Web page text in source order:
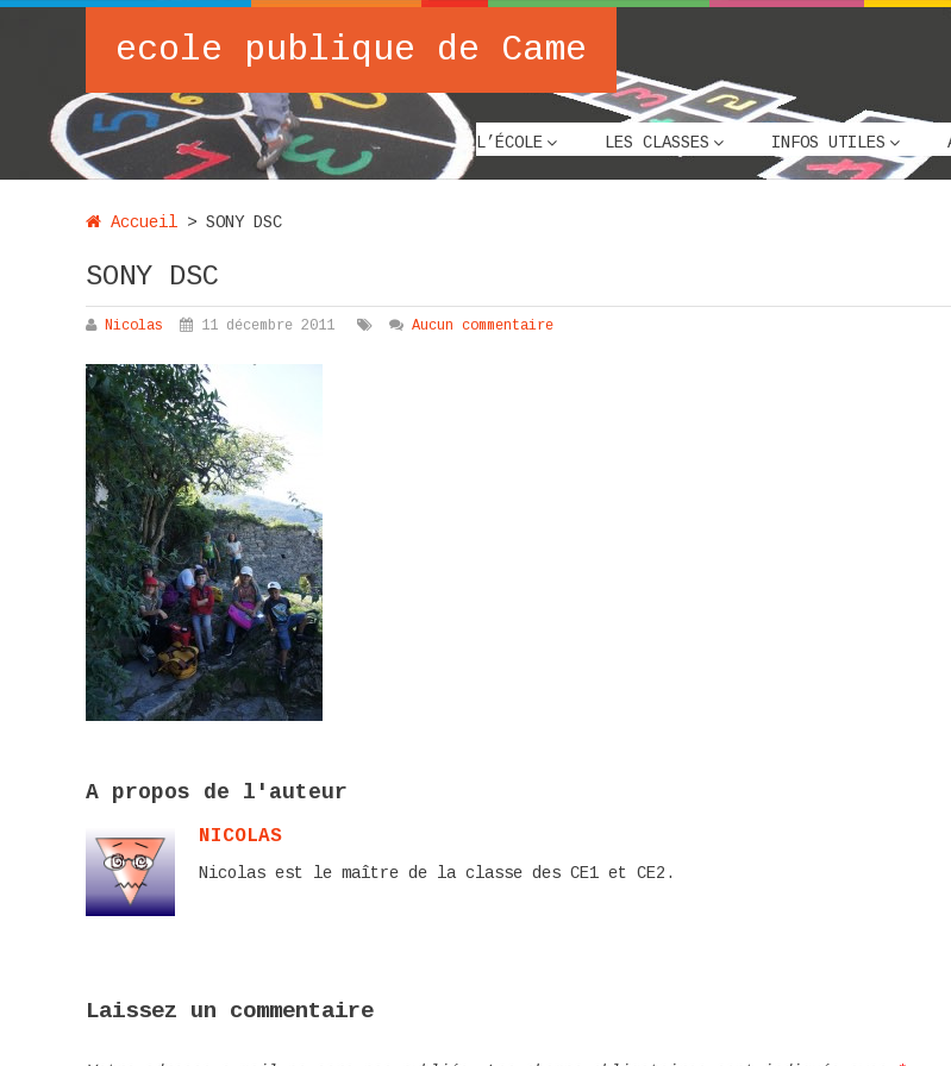
ecole publique de Came
L’ÉCOLE LES CLASSES INFOS UTILES
Accueil > SONY DSC
SONY DSC
Nicolas 11 décembre 2011 Aucun commentaire
A propos de l'auteur
NICOLAS
Nicolas est le maître de la classe des CE1 et CE2.
Laissez un commentaire